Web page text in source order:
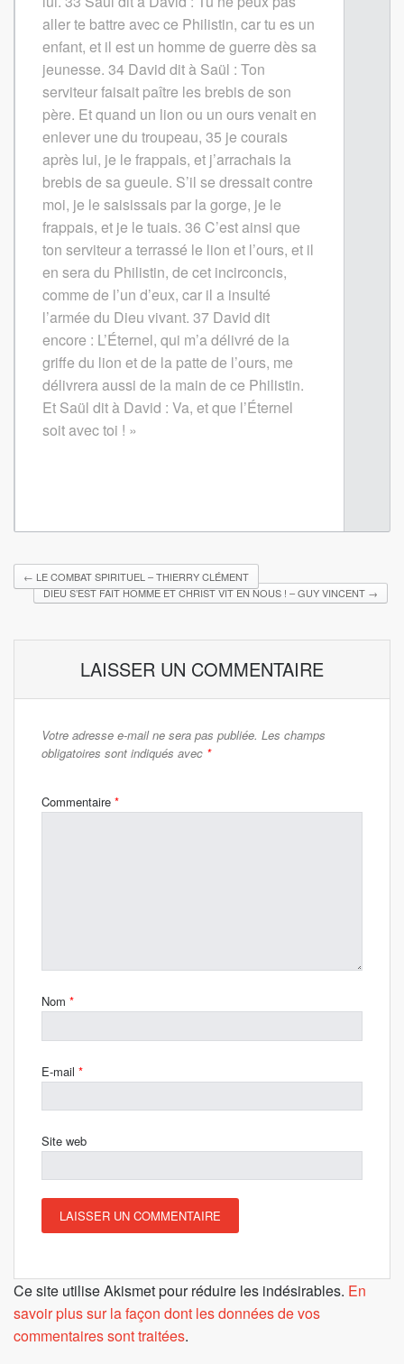
aller te battre avec ce Philistin, car tu es un
enfant, et il est un homme de guerre dès sa
jeunesse. 34 David dit à Saül : Ton
serviteur faisait paître les brebis de son
père. Et quand un lion ou un ours venait en
enlever une du troupeau, 35 je courais
après lui, je le frappais, et j’arrachais la
brebis de sa gueule. S’il se dressait contre
moi, je le saisissais par la gorge, je le
frappais, et je le tuais. 36 C’est ainsi que
ton serviteur a terrassé le lion et l’ours, et il
en sera du Philistin, de cet incirconcis,
comme de l’un d’eux, car il a insulté
l’armée du Dieu vivant. 37 David dit
encore : L’Éternel, qui m’a délivré de la
griffe du lion et de la patte de l’ours, me
délivrera aussi de la main de ce Philistin.
Et Saül dit à David : Va, et que l’Éternel
soit avec toi ! »
← LE COMBAT SPIRITUEL – THIERRY CLÉMENT
DIEU S’EST FAIT HOMME ET CHRIST VIT EN NOUS ! – GUY VINCENT →
LAISSER UN COMMENTAIRE
Votre adresse e-mail ne sera pas publiée. Les champs
obligatoires sont indiqués avec *
Commentaire *
Nom *
E-mail *
Site web
Ce site utilise Akismet pour réduire les indésirables. En
savoir plus sur la façon dont les données de vos
commentaires sont traitées.